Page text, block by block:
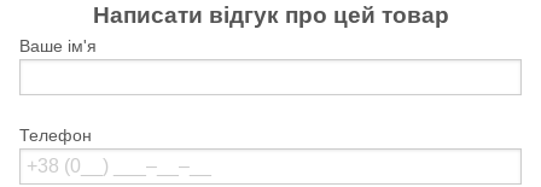
Написати відгук про цей товар
Ваше ім'я
Телефон